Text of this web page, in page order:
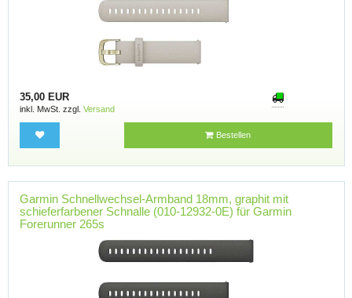
35,00 EUR
inkl. MwSt. zzgl. Versand
Bestellen
Garmin Schnellwechsel-Armband 18mm, graphit mit
schieferfarbener Schnalle (010-12932-0E) für Garmin
Forerunner 265s